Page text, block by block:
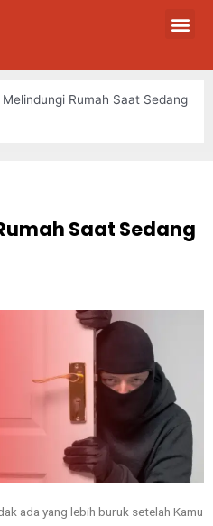
Rumah Saat Sedang
Saat Sedang
ada yang lebih buruk setelah Kamu